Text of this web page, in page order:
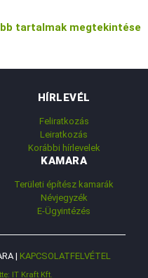
tartalmak megtekintése
HÍRLEVÉL
Feliratkozás
Leiratkozás
Korábbi hírlevelek
KAMARA
Területi építész kamarák
Névjegyzék
E-Ügyintézés
| KAPCSOLATFELVÉTEL
IT Kraft Kft.